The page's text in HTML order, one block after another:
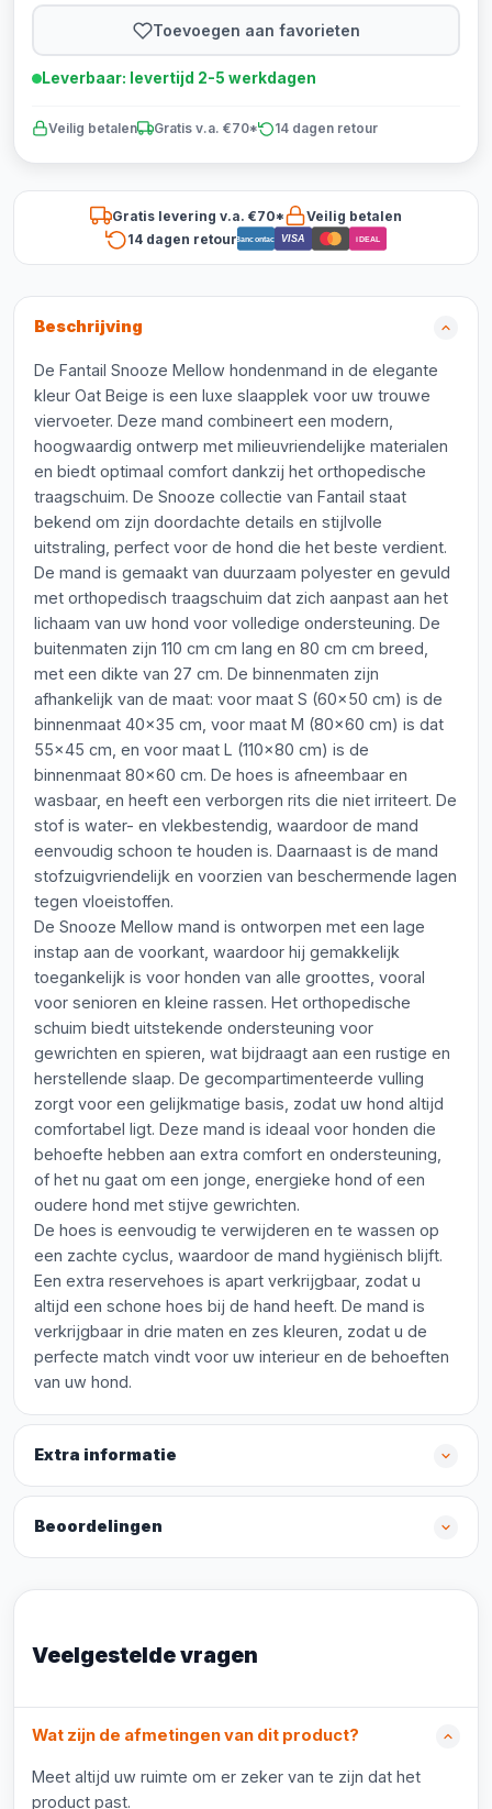
Toevoegen aan favorieten
Leverbaar: levertijd 2-5 werkdagen
Veilig betalen Gratis v.a. €70* 14 dagen retour
Gratis levering v.a. €70*
Veilig betalen
14 dagen retourBancontact VISA iDEAL
Beschrijving
De Fantail Snooze Mellow hondenmand in de elegante
kleur Oat Beige is een luxe slaapplek voor uw trouwe
viervoeter. Deze mand combineert een modern,
hoogwaardig ontwerp met milieuvriendelijke materialen
en biedt optimaal comfort dankzij het orthopedische
traagschuim. De Snooze collectie van Fantail staat
bekend om zijn doordachte details en stijlvolle
uitstraling, perfect voor de hond die het beste verdient.
De mand is gemaakt van duurzaam polyester en gevuld
met orthopedisch traagschuim dat zich aanpast aan het
lichaam van uw hond voor volledige ondersteuning. De
buitenmaten zijn 110 cm cm lang en 80 cm cm breed,
met een dikte van 27 cm. De binnenmaten zijn
afhankelijk van de maat: voor maat S (60x50 cm) is de
binnenmaat 40x35 cm, voor maat M (80x60 cm) is dat
55x45 cm, en voor maat L (110x80 cm) is de
binnenmaat 80x60 cm. De hoes is afneembaar en
wasbaar, en heeft een verborgen rits die niet irriteert. De
stof is water- en vlekbestendig, waardoor de mand
eenvoudig schoon te houden is. Daarnaast is de mand
stofzuigvriendelijk en voorzien van beschermende lagen
tegen vloeistoffen.
De Snooze Mellow mand is ontworpen met een lage
instap aan de voorkant, waardoor hij gemakkelijk
toegankelijk is voor honden van alle groottes, vooral
voor senioren en kleine rassen. Het orthopedische
schuim biedt uitstekende ondersteuning voor
gewrichten en spieren, wat bijdraagt aan een rustige en
herstellende slaap. De gecompartimenteerde vulling
zorgt voor een gelijkmatige basis, zodat uw hond altijd
comfortabel ligt. Deze mand is ideaal voor honden die
behoefte hebben aan extra comfort en ondersteuning,
of het nu gaat om een jonge, energieke hond of een
oudere hond met stijve gewrichten.
De hoes is eenvoudig te verwijderen en te wassen op
een zachte cyclus, waardoor de mand hygiënisch blijft.
Een extra reservehoes is apart verkrijgbaar, zodat u
altijd een schone hoes bij de hand heeft. De mand is
verkrijgbaar in drie maten en zes kleuren, zodat u de
perfecte match vindt voor uw interieur en de behoeften
van uw hond.
Extra informatie
Beoordelingen
Veelgestelde vragen
Wat zijn de afmetingen van dit product?
Meet altijd uw ruimte om er zeker van te zijn dat het
product past.